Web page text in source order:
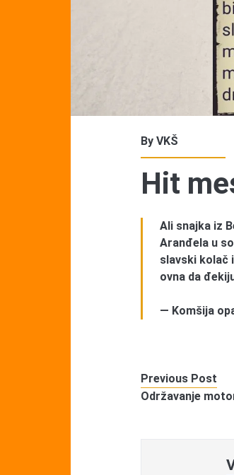
ByVKŠ
Hit
Ali snajka iz
Aranđela u
slavski kolač
ovna da
— Komšija
Previous Post
Održavanje